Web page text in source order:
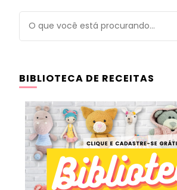
Procurando
algo?
BIBLIOTECA DE RECEITAS